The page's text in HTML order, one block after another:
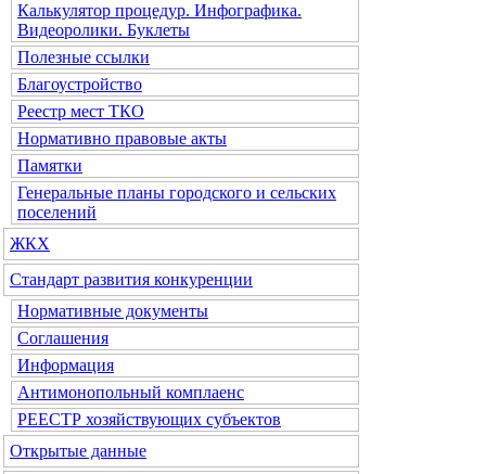
Калькулятор процедур. Инфографика.
Видеоролики. Буклеты
Полезные ссылки
Благоустройство
Реестр мест ТКО
Нормативно правовые акты
Памятки
Генеральные планы городского и сельских
поселений
ЖКХ
Стандарт развития конкуренции
Нормативные документы
Соглашения
Информация
Антимонопольный комплаенс
РЕЕСТР хозяйствующих субъектов
Открытые данные